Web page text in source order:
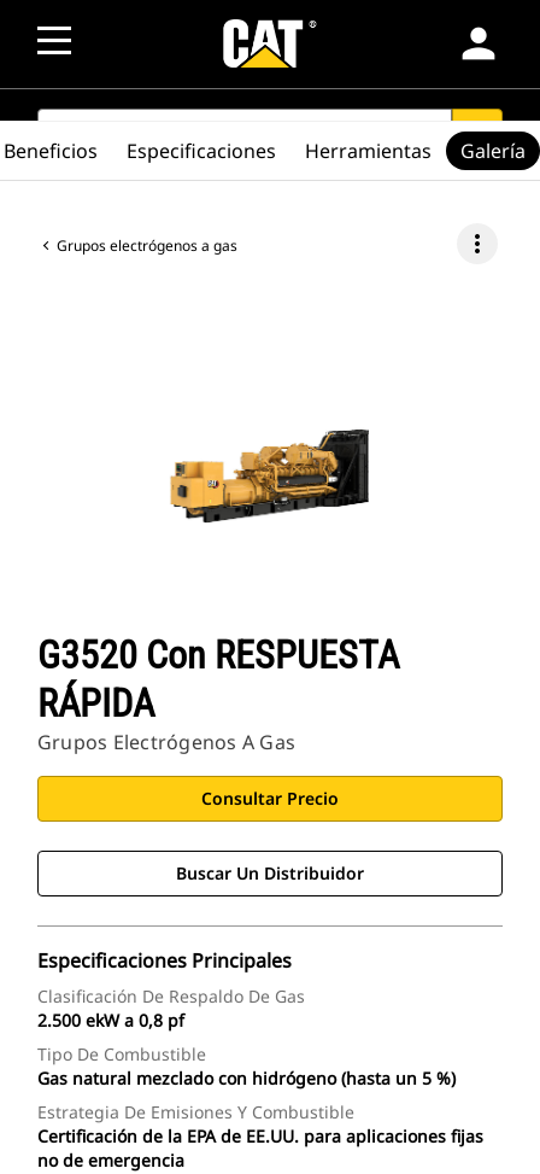
person
SEARCH search
Grupos electrógenos a gas more_vert
G3520 Con RESPUESTA
RÁPIDA
Grupos Electrógenos A Gas
Consultar Precio
Buscar Un Distribuidor
Especificaciones Principales
Clasificación De Respaldo De Gas
2.500 ekW a 0,8 pf
Tipo De Combustible
Gas natural mezclado con hidrógeno (hasta un 5 %)
Estrategia De Emisiones Y Combustible
Certificación de la EPA de EE.UU. para aplicaciones fijas
no de emergencia
Beneficios Especificaciones Herramientas Galería